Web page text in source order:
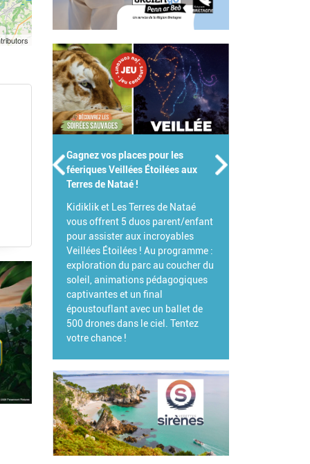
vos places pour les
Veillées Étoilées aux
et Les Terres de Nataé
5 duos parent/enfant
aux incroyables
Étoilées ! Au programme :
du parc au coucher du
animations pédagogiques
et un final
avec un ballet de
dans le ciel. Tentez
!
Gagnez votre Pass Famille pour le
Parc de Branféré !
Kidiklik s'associent pour vous
offrir votre Pass Famille !
L'occasion idéale de venir explorer
ce parc animalier et botanique
d'exception et de découvrir toutes
ses grandes nouveautés 2026.